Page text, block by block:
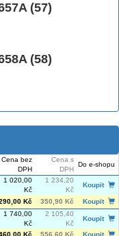
(57)
(58)
Cena bez
DPH
Cena s
DPH
Do e-shopu
1 020,00
Kč
1 234,20
Kč
Koupit
Kč 350,90 Kč Koupit
1 740,00
Kč
2 105,40
Kč
Koupit
Kč 556,60 Kč Koupit